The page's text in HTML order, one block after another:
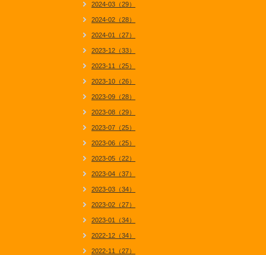
2024-03（29）
2024-02（28）
2024-01（27）
2023-12（33）
2023-11（25）
2023-10（26）
2023-09（28）
2023-08（29）
2023-07（25）
2023-06（25）
2023-05（22）
2023-04（37）
2023-03（34）
2023-02（27）
2023-01（34）
2022-12（34）
2022-11（27）